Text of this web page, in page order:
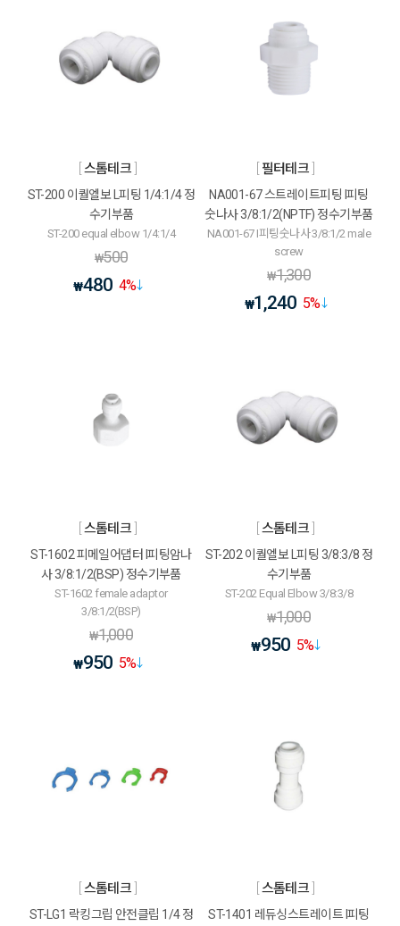
스톰테크
ST-200 이퀄엘보 L피팅 1/4:1/4 정
수기부품
ST-200 equal elbow 1/4:1/4
₩500
₩480 4%
필터테크
NA001-67 스트레이트피팅 I피팅
숫나사 3/8:1/2(NPTF) 정수기부품
NA001-67 I피팅숫나사 3/8:1/2 male
screw
₩1,300
₩1,240 5%
스톰테크
ST-1602 피메일어댑터 I피팅암나
사 3/8:1/2(BSP) 정수기부품
ST-1602 female adaptor
3/8:1/2(BSP)
₩1,000
₩950 5%
스톰테크
ST-202 이퀄엘보 L피팅 3/8:3/8 정
수기부품
ST-202 Equal Elbow 3/8:3/8
₩1,000
₩950 5%
스톰테크
ST-LG1 락킹그립 안전클립 1/4 정
스톰테크
ST-1401 레듀싱스트레이트 I피팅